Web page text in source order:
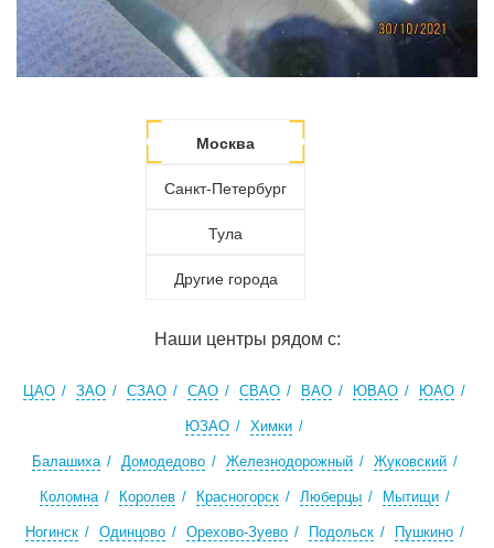
Москва
Санкт-Петербург
Тула
Другие города
Наши центры рядом с:
ЦАО ЗАО СЗАО САО СВАО ВАО ЮВАО ЮАО
ЮЗАО Химки
Балашиха Домодедово Железнодорожный Жуковский
Коломна Королев Красногорск Люберцы Мытищи
Ногинск Одинцово Орехово-Зуево Подольск Пушкино